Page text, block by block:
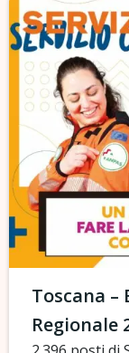
Toscana –
Regionale